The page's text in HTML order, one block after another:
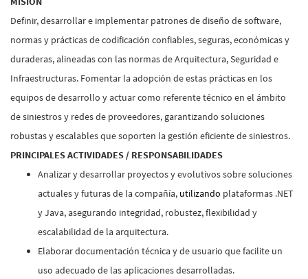
Definir, desarrollar e implementar patrones de diseño de software,
normas y prácticas de codificación confiables, seguras, económicas y
duraderas, alineadas con las normas de Arquitectura, Seguridad e
Infraestructuras. Fomentar la adopción de estas prácticas en los
equipos de desarrollo y actuar como referente técnico en el ámbito
de siniestros y redes de proveedores, garantizando soluciones
robustas y escalables que soporten la gestión eficiente de siniestros.
PRINCIPALES ACTIVIDADES / RESPONSABILIDADES
Analizar y desarrollar proyectos y evolutivos sobre soluciones
actuales y futuras de la compañía, utilizando plataformas .NET
y Java, asegurando integridad, robustez, flexibilidad y
escalabilidad de la arquitectura.
Elaborar documentación técnica y de usuario que facilite un
uso adecuado de las aplicaciones desarrolladas.